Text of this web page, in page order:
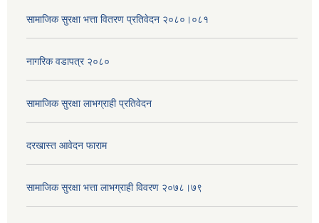
सामाजिक सुरक्षा भत्ता वितरण प्रतिवेदन २०८०।०८१
नागरिक वडापत्र २०८०
सामाजिक सुरक्षा लाभग्राही प्रतिवेदन
दरखास्त आवेदन फाराम
सामाजिक सुरक्षा भत्ता लाभग्राही विवरण २०७८।७९